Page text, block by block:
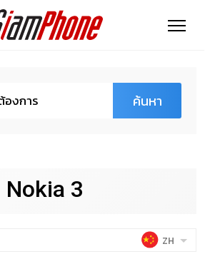
ค้นหา
Nokia 3
ZH